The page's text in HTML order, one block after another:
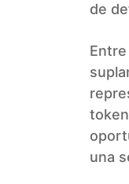
de
una